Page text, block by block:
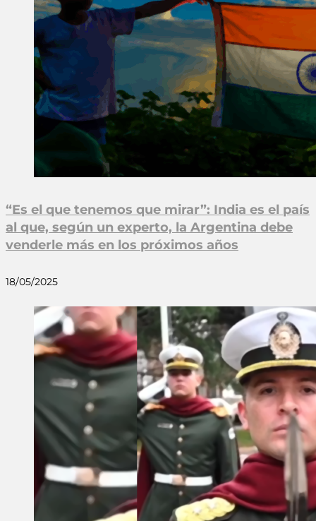
“Es el que tenemos que mirar”: India es el país
al que, según un experto, la Argentina debe
venderle más en los próximos años
18/05/2025